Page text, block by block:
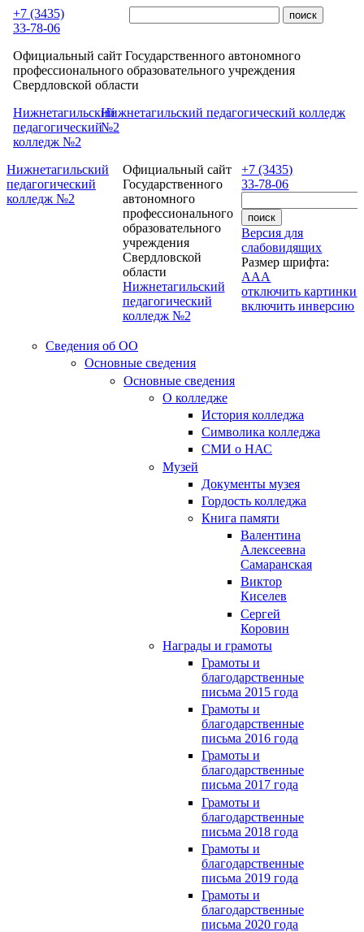
Перейти к основному содержанию
+7 (3435)
33-78-06
Официальный сайт Государственного автономного
профессионального образовательного учреждения
Свердловской области
Нижнетагильский
педагогический
колледж №2
Нижнетагильский педагогический колледж
№2
Нижнетагильский
педагогический
колледж №2
+7 (3435)
33-78-06
Версия для
слабовидящих
Размер шрифта:
AAA
отключить картинки
включить инверсию
Официальный сайт
Государственного
автономного
профессионального
образовательного
учреждения
Свердловской
области
Нижнетагильский
педагогический
колледж №2
Сведения об ОО
Основные сведения
Основные сведения
О колледже
История колледжа
Символика колледжа
СМИ о НАС
Музей
Документы музея
Гордость колледжа
Книга памяти
Валентина
Алексеевна
Самаранская
Виктор
Киселев
Сергей
Коровин
Награды и грамоты
Грамоты и
благодарственные
письма 2015 года
Грамоты и
благодарственные
письма 2016 года
Грамоты и
благодарственные
письма 2017 года
Грамоты и
благодарственные
письма 2018 года
Грамоты и
благодарственные
письма 2019 года
Грамоты и
благодарственные
письма 2020 года